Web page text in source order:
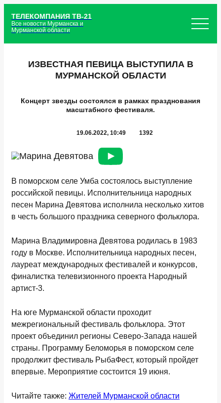
ТЕЛЕКОМПАНИЯ ТВ-21
Все новости Мурманска и
Мурманской области
ИЗВЕСТНАЯ ПЕВИЦА ВЫСТУПИЛА В
МУРМАНСКОЙ ОБЛАСТИ
Концерт звезды состоялся в рамках празднования
масштабного фестиваля.
19.06.2022, 10:49 1392
В поморском селе Умба состоялось выступление
российской певицы. Исполнительница народных
песен Марина Девятова исполнила несколько хитов
в честь большого праздника северного фольклора.
Марина Владимировна Девятова родилась в 1983
году в Москве. Исполнительница народных песен,
лауреат международных фестивалей и конкурсов,
финалистка телевизионного проекта Народный
артист-3.
На юге Мурманской области проходит
межрегиональный фестиваль фольклора. Этот
проект объединил регионы Северо-Запада нашей
страны. Программу Беломорья в поморском селе
продолжит фестиваль РыбаФест, который пройдет
впервые. Мероприятие состоится 19 июня.
Читайте также: Жителей Мурманской области